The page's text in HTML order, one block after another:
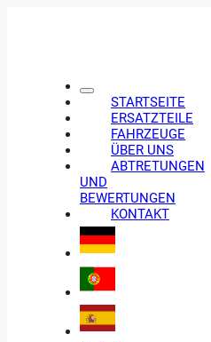
STARTSEITE
ERSATZTEILE
FAHRZEUGE
ÜBER UNS
ABTRETUNGEN
UND
BEWERTUNGEN
KONTAKT